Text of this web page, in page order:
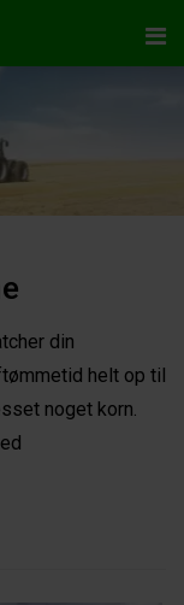
din
helt op til
noget korn.